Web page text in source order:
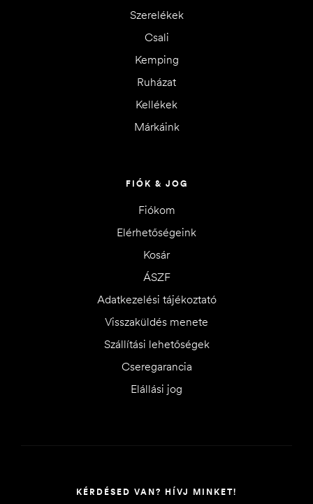
Szerelékek
Csali
Kemping
Ruházat
Kellékek
Márkáink
FIÓK & JOG
Fiókom
Elérhetőségeink
Kosár
ÁSZF
Adatkezelési tájékoztató
Visszaküldés menete
Szállítási lehetőségek
Cseregarancia
Elállási jog
KÉRDÉSED VAN? HÍVJ MINKET!